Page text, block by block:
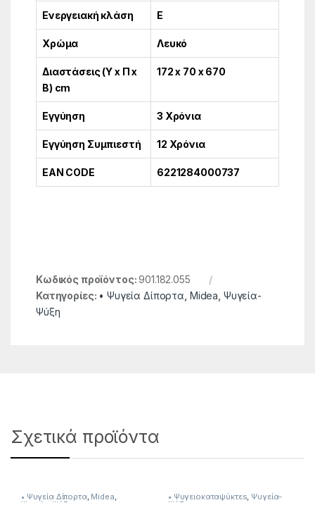
Ενεργειακή κλάση E
Χρώμα Λευκό
Διαστάσεις (Υ x Π x
Β) cm
172 x 70 x 670
Εγγύηση 3 Χρόνια
Εγγύηση Συμπιεστή 12 Χρόνια
EAN CODE 6221284000737
Κωδικός προϊόντος:901.182.055
Κατηγορίες: • Ψυγεία Δίπορτα Midea Ψυγεία-
Ψύξη
Σχετικά προϊόντα
• Ψυγεία Δίπορτα, Midea, • Ψυγειοκαταψύκτεs, Ψυγεία-